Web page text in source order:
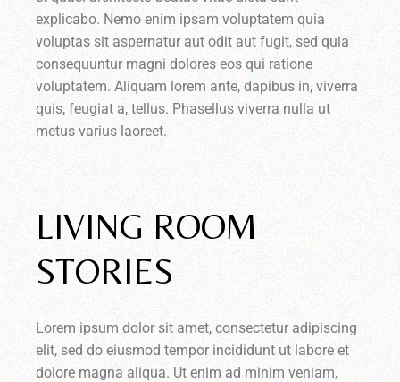
explicabo. Nemo enim ipsam voluptatem quia
voluptas sit aspernatur aut odit aut fugit, sed quia
consequuntur magni dolores eos qui ratione
voluptatem. Aliquam lorem ante, dapibus in, viverra
quis, feugiat a, tellus. Phasellus viverra nulla ut
metus varius laoreet.
LIVING ROOM
STORIES
Lorem ipsum dolor sit amet, consectetur adipiscing
elit, sed do eiusmod tempor incididunt ut labore et
dolore magna aliqua. Ut enim ad minim veniam,